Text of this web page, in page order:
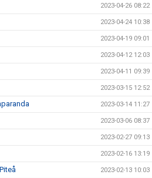
2023-04-26 08:22
2023-04-24 10:38
2023-04-19 09:01
2023-04-12 12:03
2023-04-11 09:39
2023-03-15 12:52
2023-03-14 11:27
2023-03-06 08:37
2023-02-27 09:13
2023-02-16 13:19
2023-02-13 10:03